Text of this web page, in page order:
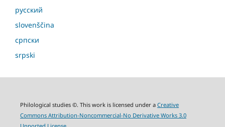
русский
slovenščina
српски
srpski
Philological studies ©. This work is licensed under a Creative
Commons Attribution-Noncommercial-No Derivative Works 3.0